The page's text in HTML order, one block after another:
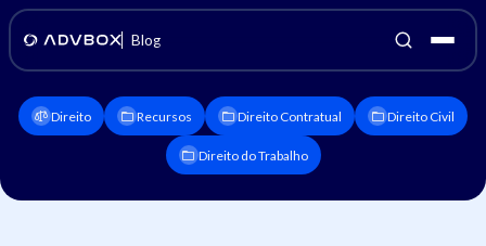
Blog
Direito Recursos Direito Contratual Direito Civil
Direito do Trabalho